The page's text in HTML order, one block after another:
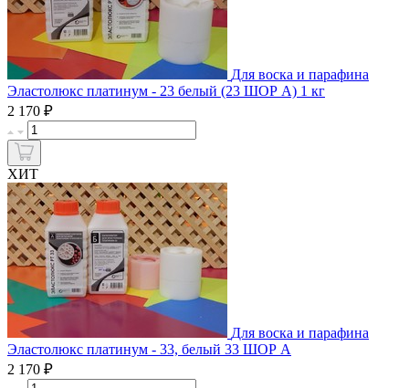
Для воска и парафина
Эластолюкс платинум - 23 белый (23 ШОР А) 1 кг
2 170 ₽
ХИТ
Для воска и парафина
Эластолюкс платинум - 33, белый 33 ШОР А
2 170 ₽